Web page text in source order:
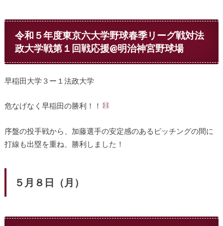
令和５年度東京六大学野球春季リーグ戦対法
政大学戦第１回戦応援@明治神宮野球場
早稲田大学３ー１法政大学
危なげなく早稲田の勝利！！
序盤の投手戦から、加藤選手の安定感のあるピッチングの間に
打線も出塁を重ね、勝利しました！
５月８日（月）